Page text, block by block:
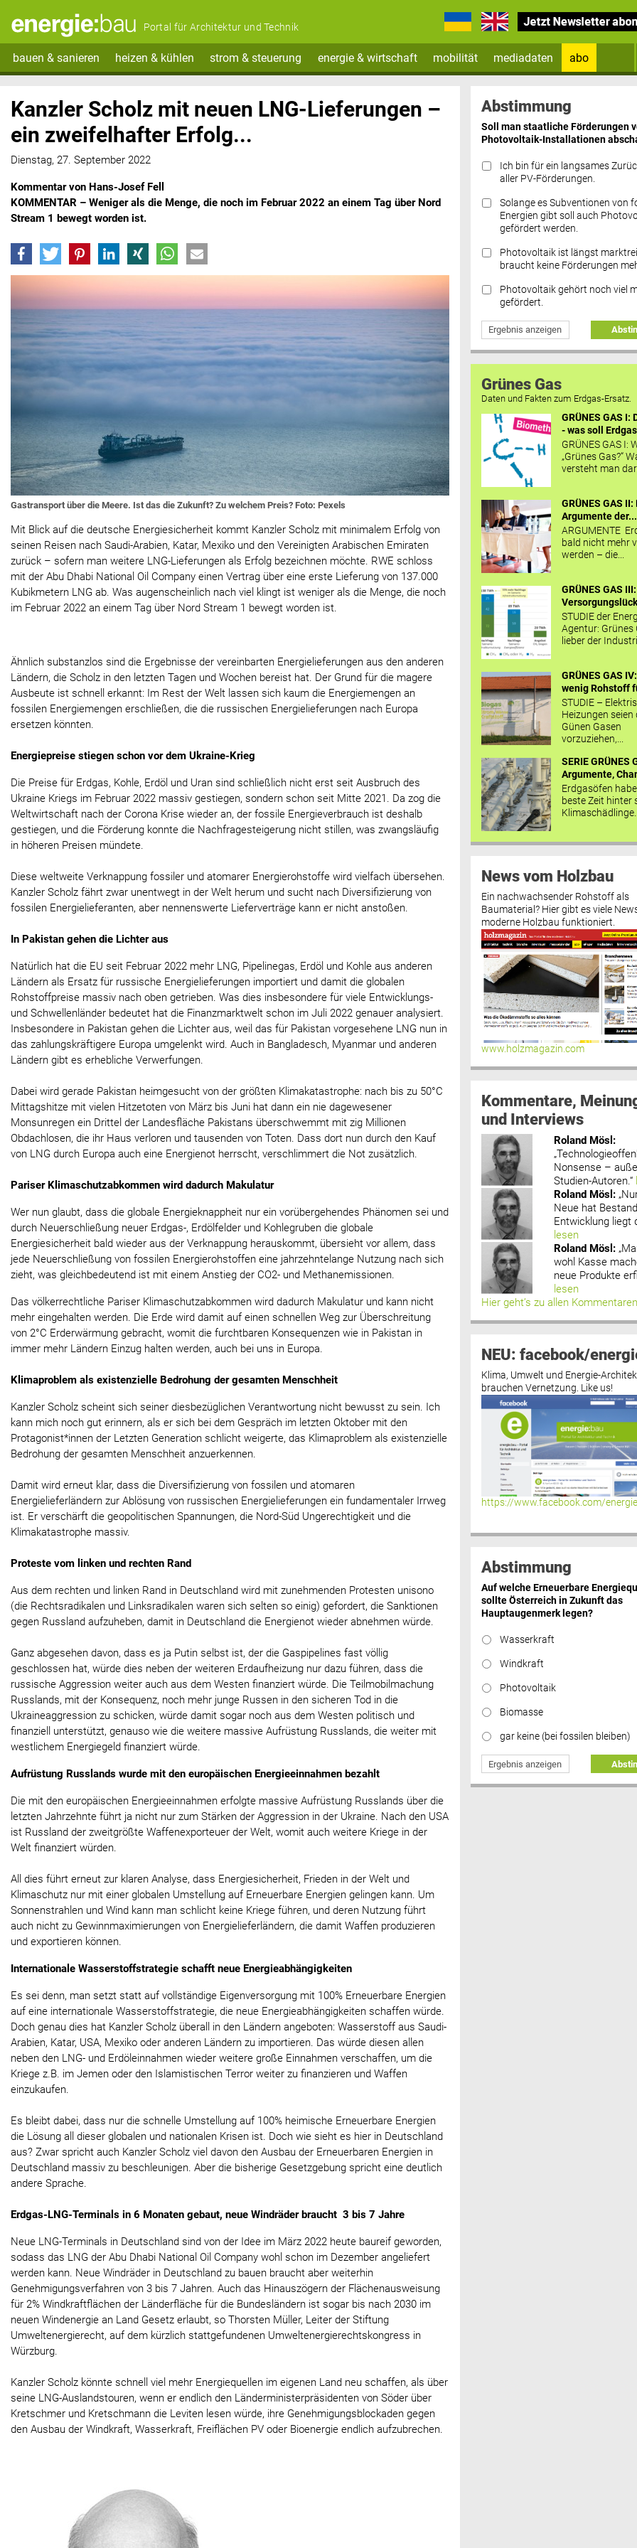
Portal für Architektur und Technik
bauen & sanieren heizen & kühlen strom & steuerung energie & wirtschaft mobilität mediadaten
abo
Datenschutz FAQs
Kanzler Scholz mit neuen LNG-Lieferungen –
ein zweifelhafter Erfolg...
Dienstag, 27. September 2022
Kommentar von Hans-Josef Fell
KOMMENTAR – Weniger als die Menge, die noch im Februar 2022 an einem Tag über Nord
Stream 1 bewegt worden ist.
Gastransport über die Meere. Ist das die Zukunft? Zu welchem Preis? Foto: Pexels
Mit Blick auf die deutsche Energiesicherheit kommt Kanzler Scholz mit minimalem Erfolg von
seinen Reisen nach Saudi-Arabien, Katar, Mexiko und den Vereinigten Arabischen Emiraten
zurück – sofern man weitere LNG-Lieferungen als Erfolg bezeichnen möchte. RWE schloss
mit der Abu Dhabi National Oil Company einen Vertrag über eine erste Lieferung von 137.000
Kubikmetern LNG ab. Was augenscheinlich nach viel klingt ist weniger als die Menge, die noch
im Februar 2022 an einem Tag über Nord Stream 1 bewegt worden ist.
Ähnlich substanzlos sind die Ergebnisse der vereinbarten Energielieferungen aus den anderen
Ländern, die Scholz in den letzten Tagen und Wochen bereist hat. Der Grund für die magere
Ausbeute ist schnell erkannt: Im Rest der Welt lassen sich kaum die Energiemengen an
fossilen Energiemengen erschließen, die die russischen Energielieferungen nach Europa
ersetzen könnten.
Energiepreise stiegen schon vor dem Ukraine-Krieg
Die Preise für Erdgas, Kohle, Erdöl und Uran sind schließlich nicht erst seit Ausbruch des
Ukraine Kriegs im Februar 2022 massiv gestiegen, sondern schon seit Mitte 2021. Da zog die
Weltwirtschaft nach der Corona Krise wieder an, der fossile Energieverbrauch ist deshalb
gestiegen, und die Förderung konnte die Nachfragesteigerung nicht stillen, was zwangsläufig
in höheren Preisen mündete.
Diese weltweite Verknappung fossiler und atomarer Energierohstoffe wird vielfach übersehen.
Kanzler Scholz fährt zwar unentwegt in der Welt herum und sucht nach Diversifizierung von
fossilen Energielieferanten, aber nennenswerte Lieferverträge kann er nicht anstoßen.
In Pakistan gehen die Lichter aus
Natürlich hat die EU seit Februar 2022 mehr LNG, Pipelinegas, Erdöl und Kohle aus anderen
Ländern als Ersatz für russische Energielieferungen importiert und damit die globalen
Rohstoffpreise massiv nach oben getrieben. Was dies insbesondere für viele Entwicklungs-
und Schwellenländer bedeutet hat die Finanzmarktwelt schon im Juli 2022 genauer analysiert.
Insbesondere in Pakistan gehen die Lichter aus, weil das für Pakistan vorgesehene LNG nun in
das zahlungskräftigere Europa umgelenkt wird. Auch in Bangladesch, Myanmar und anderen
Ländern gibt es erhebliche Verwerfungen.
Dabei wird gerade Pakistan heimgesucht von der größten Klimakatastrophe: nach bis zu 50°C
Mittagshitze mit vielen Hitzetoten von März bis Juni hat dann ein nie dagewesener
Monsunregen ein Drittel der Landesfläche Pakistans überschwemmt mit zig Millionen
Obdachlosen, die ihr Haus verloren und tausenden von Toten. Dass dort nun durch den Kauf
von LNG durch Europa auch eine Energienot herrscht, verschlimmert die Not zusätzlich.
Pariser Klimaschutzabkommen wird dadurch Makulatur
Wer nun glaubt, dass die globale Energieknappheit nur ein vorübergehendes Phänomen sei und
durch Neuerschließung neuer Erdgas-, Erdölfelder und Kohlegruben die globale
Energiesicherheit bald wieder aus der Verknappung herauskommt, übersieht vor allem, dass
jede Neuerschließung von fossilen Energierohstoffen eine jahrzehntelange Nutzung nach sich
zieht, was gleichbedeutend ist mit einem Anstieg der CO2- und Methanemissionen.
Das völkerrechtliche Pariser Klimaschutzabkommen wird dadurch Makulatur und kann nicht
mehr eingehalten werden. Die Erde wird damit auf einen schnellen Weg zur Überschreitung
von 2°C Erderwärmung gebracht, womit die furchtbaren Konsequenzen wie in Pakistan in
immer mehr Ländern Einzug halten werden, auch bei uns in Europa.
Klimaproblem als existenzielle Bedrohung der gesamten Menschheit
Kanzler Scholz scheint sich seiner diesbezüglichen Verantwortung nicht bewusst zu sein. Ich
kann mich noch gut erinnern, als er sich bei dem Gespräch im letzten Oktober mit den
Protagonist*innen der Letzten Generation schlicht weigerte, das Klimaproblem als existenzielle
Bedrohung der gesamten Menschheit anzuerkennen.
Damit wird erneut klar, dass die Diversifizierung von fossilen und atomaren
Energielieferländern zur Ablösung von russischen Energielieferungen ein fundamentaler Irrweg
ist. Er verschärft die geopolitischen Spannungen, die Nord-Süd Ungerechtigkeit und die
Klimakatastrophe massiv.
Proteste vom linken und rechten Rand
Aus dem rechten und linken Rand in Deutschland wird mit zunehmenden Protesten unisono
(die Rechtsradikalen und Linksradikalen waren sich selten so einig) gefordert, die Sanktionen
gegen Russland aufzuheben, damit in Deutschland die Energienot wieder abnehmen würde.
Ganz abgesehen davon, dass es ja Putin selbst ist, der die Gaspipelines fast völlig
geschlossen hat, würde dies neben der weiteren Erdaufheizung nur dazu führen, dass die
russische Aggression weiter auch aus dem Westen finanziert würde. Die Teilmobilmachung
Russlands, mit der Konsequenz, noch mehr junge Russen in den sicheren Tod in die
Ukraineaggression zu schicken, würde damit sogar noch aus dem Westen politisch und
finanziell unterstützt, genauso wie die weitere massive Aufrüstung Russlands, die weiter mit
westlichem Energiegeld finanziert würde.
Aufrüstung Russlands wurde mit den europäischen Energieeinnahmen bezahlt
Die mit den europäischen Energieeinnahmen erfolgte massive Aufrüstung Russlands über die
letzten Jahrzehnte führt ja nicht nur zum Stärken der Aggression in der Ukraine. Nach den USA
ist Russland der zweitgrößte Waffenexporteuer der Welt, womit auch weitere Kriege in der
Welt finanziert würden.
All dies führt erneut zur klaren Analyse, dass Energiesicherheit, Frieden in der Welt und
Klimaschutz nur mit einer globalen Umstellung auf Erneuerbare Energien gelingen kann. Um
Sonnenstrahlen und Wind kann man schlicht keine Kriege führen, und deren Nutzung führt
auch nicht zu Gewinnmaximierungen von Energielieferländern, die damit Waffen produzieren
und exportieren können.
Internationale Wasserstoffstrategie schafft neue Energieabhängigkeiten
Es sei denn, man setzt statt auf vollständige Eigenversorgung mit 100% Erneuerbare Energien
auf eine internationale Wasserstoffstrategie, die neue Energieabhängigkeiten schaffen würde.
Doch genau dies hat Kanzler Scholz überall in den Ländern angeboten: Wasserstoff aus Saudi-
Arabien, Katar, USA, Mexiko oder anderen Ländern zu importieren. Das würde diesen allen
neben den LNG- und Erdöleinnahmen wieder weitere große Einnahmen verschaffen, um die
Kriege z.B. im Jemen oder den Islamistischen Terror weiter zu finanzieren und Waffen
einzukaufen.
Es bleibt dabei, dass nur die schnelle Umstellung auf 100% heimische Erneuerbare Energien
die Lösung all dieser globalen und nationalen Krisen ist. Doch wie sieht es hier in Deutschland
aus? Zwar spricht auch Kanzler Scholz viel davon den Ausbau der Erneuerbaren Energien in
Deutschland massiv zu beschleunigen. Aber die bisherige Gesetzgebung spricht eine deutlich
andere Sprache.
Erdgas-LNG-Terminals in 6 Monaten gebaut, neue Windräder braucht 3 bis 7 Jahre
Neue LNG-Terminals in Deutschland sind von der Idee im März 2022 heute baureif geworden,
sodass das LNG der Abu Dhabi National Oil Company wohl schon im Dezember angeliefert
werden kann. Neue Windräder in Deutschland zu bauen braucht aber weiterhin
Genehmigungsverfahren von 3 bis 7 Jahren. Auch das Hinauszögern der Flächenausweisung
für 2% Windkraftflächen der Länderfläche für die Bundesländern ist sogar bis nach 2030 im
neuen Windenergie an Land Gesetz erlaubt, so Thorsten Müller, Leiter der Stiftung
Umweltenergierecht, auf dem kürzlich stattgefundenen Umweltenergierechtskongress in
Würzburg.
Kanzler Scholz könnte schnell viel mehr Energiequellen im eigenen Land neu schaffen, als über
seine LNG-Auslandstouren, wenn er endlich den Länderministerpräsidenten von Söder über
Kretschmer und Kretschmann die Leviten lesen würde, ihre Genehmigungsblockaden gegen
den Ausbau der Windkraft, Wasserkraft, Freiflächen PV oder Bioenergie endlich aufzubrechen.
Abstimmung
Soll man staatliche Förderungen
Photovoltaik-Installationen
Ich bin für ein langsames
aller PV-Förderungen.
Solange es Subventionen von
Energien gibt soll auch
gefördert werden.
Photovoltaik ist längst
braucht keine Förderungen
Photovoltaik gehört noch viel
gefördert.
Ergebnis anzeigen
Grünes Gas
Daten und Fakten zum Erdgas-Ersatz.
GRÜNES GAS
- was soll
GRÜNES GAS I:
„Grünes Gas?“
versteht man
GRÜNES GAS II:
Argumente der...
ARGUMENTE
bald nicht mehr
werden – die...
GRÜNES GAS
STUDIE der
Agentur: Grünes
lieber der
GRÜNES GAS
wenig Rohstoff
STUDIE –
Heizungen seien
Günen Gasen
vorzuziehen,...
SERIE GRÜNES
Argumente,
Erdgasöfen
beste Zeit hinter
Klimaschädlinge...
News vom Holzbau
Ein nachwachsender Rohstoff als
Baumaterial? Hier gibt es viele
moderne Holzbau funktioniert.
www.holzmagazin.com
Kommentare,
und Interviews
Roland Mösl :
Nonsense –
Studien-Autoren.“
Roland Mösl :
Neue hat
Entwicklung liegt
lesen
Roland Mösl :
wohl Kasse
neue Produkte
lesen
Hier geht’s zu allen Kommentaren
NEU: facebook/
Klima, Umwelt und Energie-
brauchen Vernetzung. Like us!
https://www.facebook.com/
Abstimmung
Auf welche Erneuerbare
sollte Österreich in Zukunft das
Hauptaugenmerk legen?
Wasserkraft
Windkraft
Photovoltaik
Biomasse
gar keine (bei fossilen bleiben)
Ergebnis anzeigen